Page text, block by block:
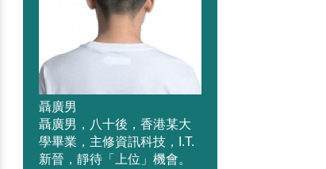
聶廣男
聶廣男，八十後，香港某大
學畢業，主修資訊科技，I.T.
新晉，靜待「上位」機會。